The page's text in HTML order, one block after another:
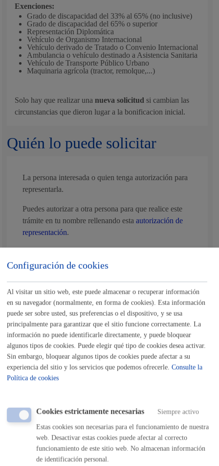
Exenciones:
Grado de discapacidad del 33% al 65% (no inclusive)
Grado de discapacidad del 65% o superior
Representación Diplomática
Vehículo de Organismo Internacional
Vehículo derivado de Tratado o Convenio Internacional
Ambulancia o vehículo destinado a Asistencia Sanitaria
Vehículo de Transporte Público Urbano
Maquinaria agrícola (tractor, remolque,...)
Solo hay que realizar unanueva solicitud si cambian las
circunstancias que dieron lugar a la bonificacion inicial.
Quién lo puede solicitar
La persona interesada o quien tenga autorización para
representarla.
Puedes autorizar a otra persona para que realice este
trámite en tu nombre rellenando estaautorización de
representación.
puedes hacerlo en elregistro de representantes
Cuándo lo pueden solicitar
Durante todo el año
Documentación necesaria
Nota: es obligatorioel uso del formulario o del impreso
específico indicado en este trámite.
Tamaño máximo anexos:
10 Mb
Configuración de cookies
Al visitar un sitio web, este puede almacenar o recuperar información
en su navegador (normalmente, en forma de cookies). Esta información
puede ser sobre usted, sus preferencias o el dispositivo, y se usa
principalmente para garantizar que el sitio funcione correctamente. La
información no puede identificarle directamente, y puede bloquear
algunos tipos de cookies. Puede elegir qué tipo de cookies desea activar.
Sin embargo, bloquear algunos tipos de cookies puede afectar a su
experiencia del sitio y los servicios que podemos ofrecerle. Consulte la
Política de cookies
Cookies estrictamente necesarias Siempre activo
Estas cookies son necesarias para el funcionamiento de nuestra
web. Desactivar estas cookies puede afectar al correcto
funcionamiento de este sitio web. No almacenan información
de identificación personal.